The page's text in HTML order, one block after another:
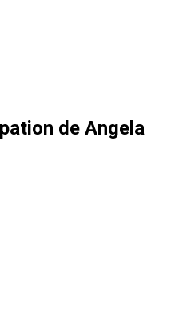
de Angela